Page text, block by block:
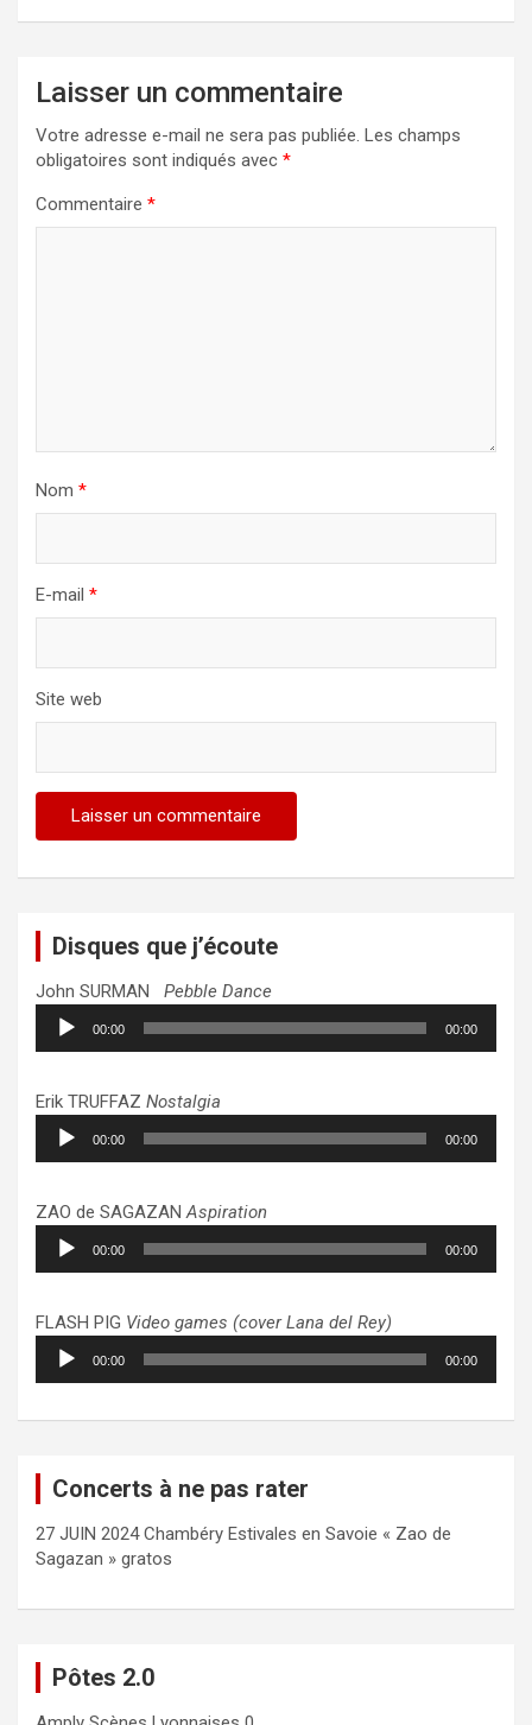
Laisser un commentaire
Votre adresse e-mail ne sera pas publiée. Les champs
obligatoires sont indiqués avec *
Commentaire *
Nom *
E-mail *
Site web
Disques que j’écoute
John SURMAN Pebble Dance
Lecteur
audio
00:00 00:00
Erik TRUFFAZ Nostalgia
Lecteur
audio
00:00 00:00
ZAO de SAGAZANAspiration
Lecteur
audio
00:00 00:00
FLASH PIG Video games (cover Lana del Rey)
Lecteur
audio
00:00 00:00
Concerts à ne pas rater
27 JUIN 2024 Chambéry Estivales en Savoie « Zao de
Sagazan » gratos
Pôtes 2.0